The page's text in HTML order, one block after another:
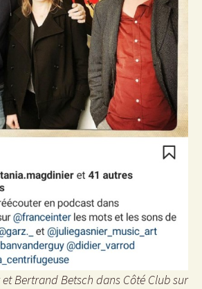
et Bertrand Betsch dans Côté Club sur